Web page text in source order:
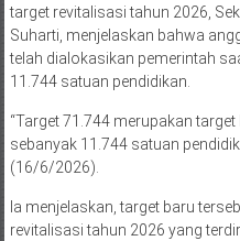
target revitalisasi tahun 2026,
Suharti, menjelaskan bahwa
telah dialokasikan pemerintah
11.744 satuan pendidikan.
“Target 71.744 merupakan
sebanyak 11.744 satuan
(16/6/2026).
Ia menjelaskan, target baru
revitalisasi tahun 2026 yang